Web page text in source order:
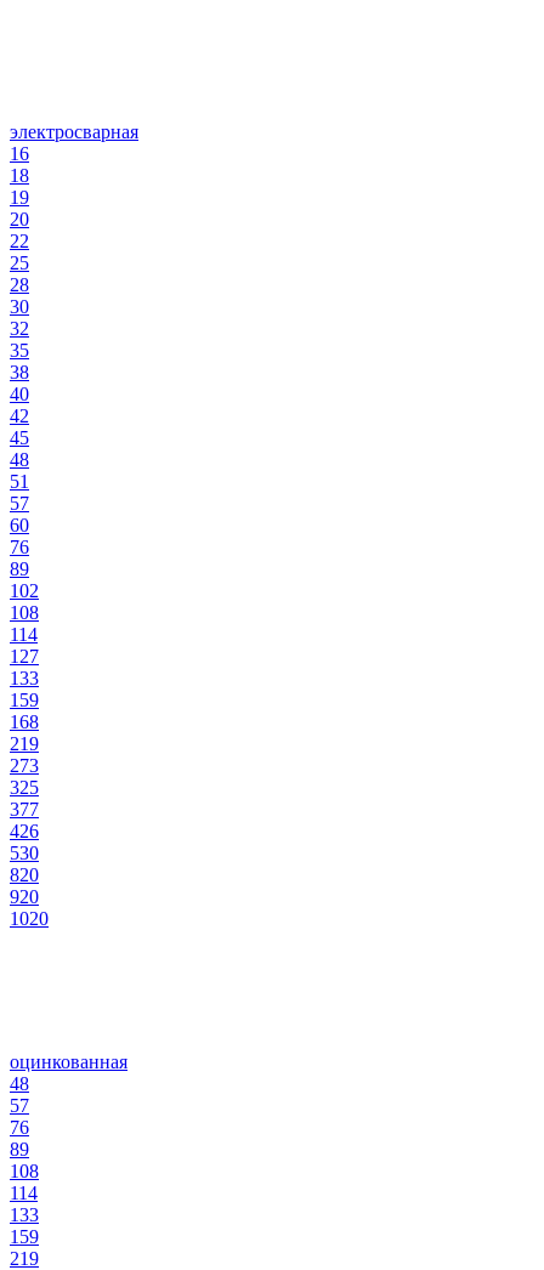
электросварная
16
18
19
20
22
25
28
30
32
35
38
40
42
45
48
51
57
60
76
89
102
108
114
127
133
159
168
219
273
325
377
426
530
820
920
1020
оцинкованная
48
57
76
89
108
114
133
159
219